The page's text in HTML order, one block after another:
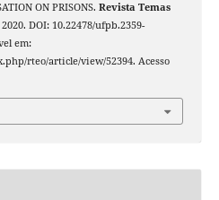
ON PRISONS. Revista Temas
DOI: 10.22478/ufpb.2359-
em:
rteo/article/view/52394. Acesso